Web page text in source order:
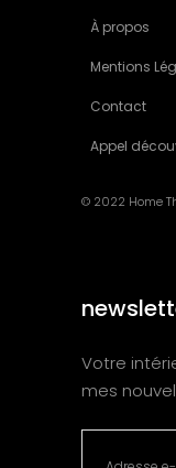
À propos
Mentions
Contact
Appel
© 2022 Home
Votre
mes